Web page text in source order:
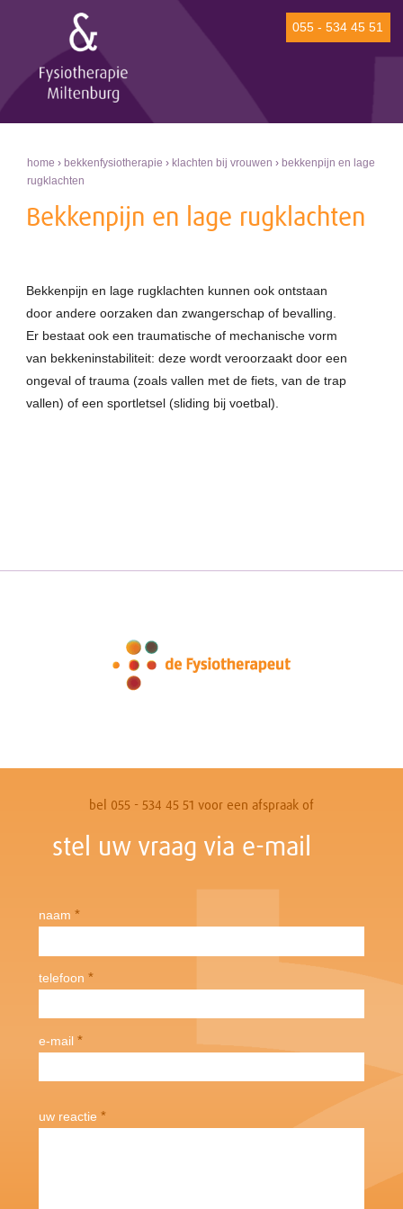
055 - 534 45 51
home › bekkenfysiotherapie › klachten bij vrouwen › bekkenpijn en lage
rugklachten
Bekkenpijn en lage rugklachten
Bekkenpijn en lage rugklachten kunnen ook ontstaan
door andere oorzaken dan zwangerschap of bevalling.
Er bestaat ook een traumatische of mechanische vorm
van bekkeninstabiliteit: deze wordt veroorzaakt door een
ongeval of trauma (zoals vallen met de fiets, van de trap
vallen) of een sportletsel (sliding bij voetbal).
bel 055 - 534 45 51 voor een afspraak of
stel uw vraag via e-mail
naam*
telefoon*
e-mail*
uw reactie*